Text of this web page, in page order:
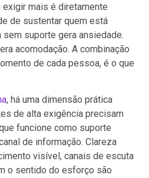
mais é diretamente
de sustentar quem está
sem suporte gera ansiedade.
acomodação. A combinação
de cada pessoa, é o que
, há uma dimensão prática
de alta exigência precisam
funcione como suporte
de informação. Clareza
visível, canais de escuta
o sentido do esforço são